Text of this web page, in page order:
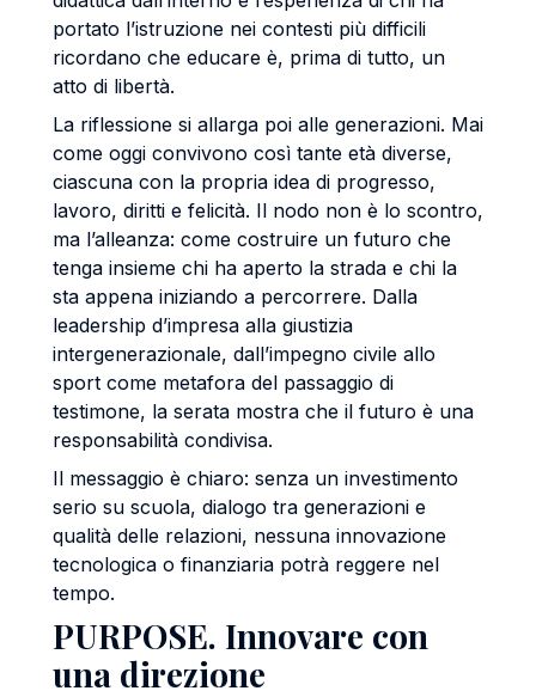
portato l’istruzione nei contesti più difficili
ricordano che educare è, prima di tutto, un
atto di libertà.
La riflessione si allarga poi alle generazioni. Mai
come oggi convivono così tante età diverse,
ciascuna con la propria idea di progresso,
lavoro, diritti e felicità. Il nodo non è lo scontro,
ma l’alleanza: come costruire un futuro che
tenga insieme chi ha aperto la strada e chi la
sta appena iniziando a percorrere. Dalla
leadership d’impresa alla giustizia
intergenerazionale, dall’impegno civile allo
sport come metafora del passaggio di
testimone, la serata mostra che il futuro è una
responsabilità condivisa.
Il messaggio è chiaro: senza un investimento
serio su scuola, dialogo tra generazioni e
qualità delle relazioni, nessuna innovazione
tecnologica o finanziaria potrà reggere nel
tempo.
PURPOSE. Innovare con
una direzione